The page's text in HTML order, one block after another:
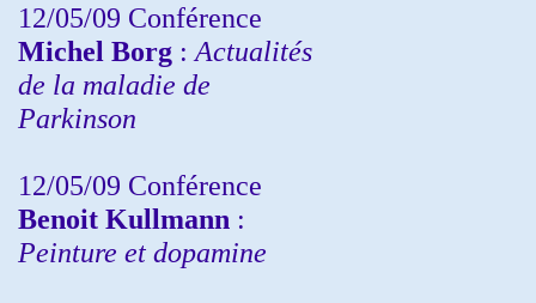
12/05/09 Conférence
Michel Borg : Actualités
de la maladie de
Parkinson
12/05/09 Conférence
Benoit Kullmann :
Peinture et dopamine